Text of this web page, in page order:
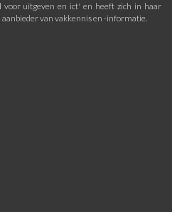
voor uitgeven en ict' en heeft zich in haar
van vakkennis en -informatie.